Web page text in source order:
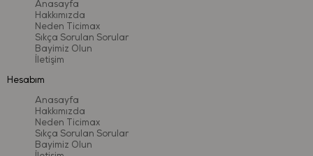
Anasayfa
Hakkımızda
Neden Ticimax
Sıkça Sorulan Sorular
Bayimiz Olun
İletişim
Hesabım
Anasayfa
Hakkımızda
Neden Ticimax
Sıkça Sorulan Sorular
Bayimiz Olun